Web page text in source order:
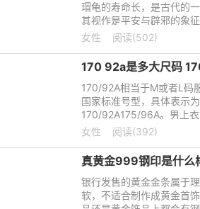
瑁龟的寿命长，是古代的
其视作是平安与辟邪的象
鳞片的内部含有很多的黑
女性 阅读(502)
170 92a是多大尺码
170/92A相当于M或者L码
国家标准号型，具体表示
170/92A175/96A。男上
宽为50厘米，臂长为60厘
女性 阅读(392)
真黄金999钢印是什么
银行发售的黄金金条属于
软，不适合制作成黄金首